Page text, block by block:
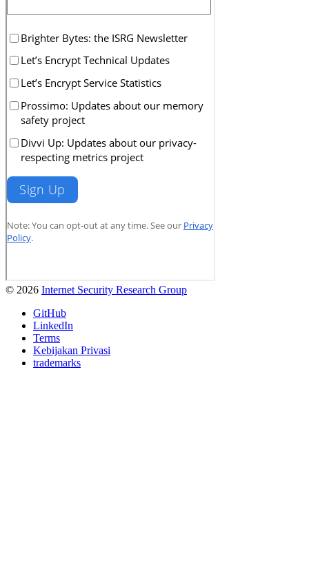
© 2026 Internet Security Research Group
GitHub
LinkedIn
Terms
Kebijakan Privasi
trademarks